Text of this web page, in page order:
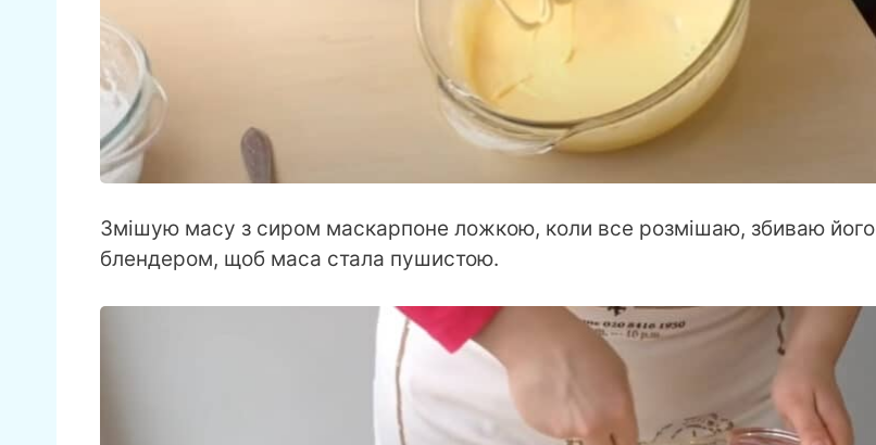
Змішую масу з сиром маскарпоне ложкою, коли все розмішаю, збиваю його
блендером, щоб маса стала пушистою.